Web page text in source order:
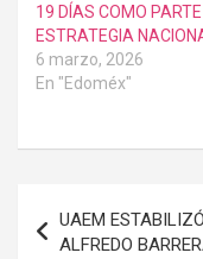
19 DÍAS COMO PARTE
ESTRATEGIA
6 marzo, 2026
En "Edoméx"
de
UAEM
ALFREDO